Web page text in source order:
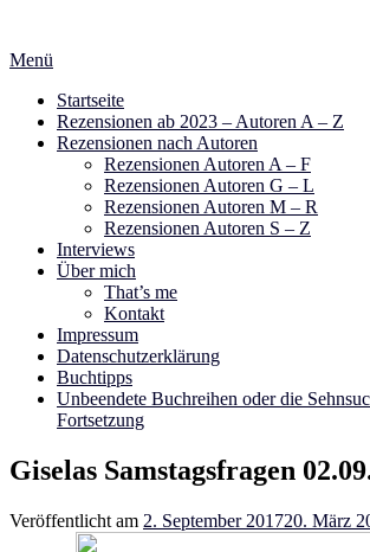
springen
Menü
Startseite
Rezensionen ab 2023 – Autoren A – Z
Rezensionen nach Autoren
Rezensionen Autoren A – F
Rezensionen Autoren G – L
Rezensionen Autoren M – R
Rezensionen Autoren S – Z
Interviews
Über mich
That’s me
Kontakt
Impressum
Datenschutzerklärung
Buchtipps
Unbeendete Buchreihen oder die
Fortsetzung
Giselas Samstagsfragen
Veröffentlicht am 2. September 201720. März